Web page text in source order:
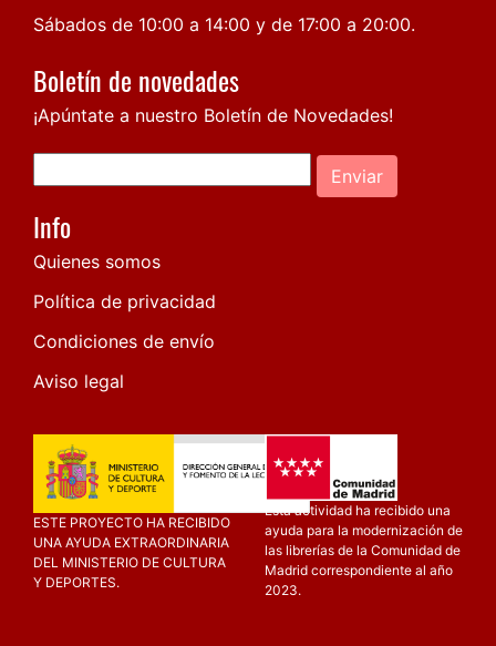
Sábados de 10:00 a 14:00 y de 17:00 a 20:00.
Boletín de novedades
¡Apúntate a nuestro Boletín de Novedades!
Enviar
Info
Quienes somos
Política de privacidad
Condiciones de envío
Aviso legal
ESTE PROYECTO HA RECIBIDO
UNA AYUDA EXTRAORDINARIA
DEL MINISTERIO DE CULTURA
Y DEPORTES.
Esta actividad ha recibido una
ayuda para la modernización de
las librerías de la Comunidad de
Madrid correspondiente al año
2023.